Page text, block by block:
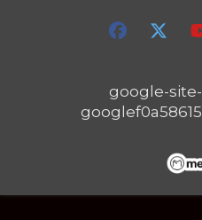
google-